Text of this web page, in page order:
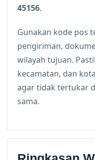
45156.
Gunakan kode pos
pengiriman,
wilayah tujuan.
kecamatan, dan
agar tidak tertukar
sama.